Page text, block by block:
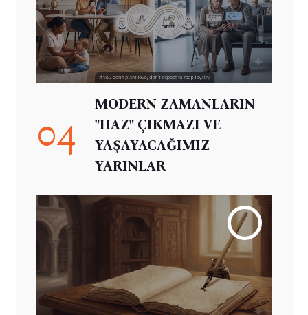
04
MODERN ZAMANLARIN
"HAZ" ÇIKMAZI VE
YAŞAYACAĞIMIZ
YARINLAR